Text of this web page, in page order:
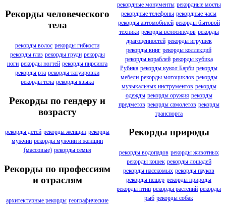
Рекорды человеческого
тела
рекорды волос рекорды гибкости
рекорды глаз рекорды груди рекорды
ноги рекорды ногтей рекорды пирсинга
рекорды рта рекорды татуировки
рекорды тела рекорды языка
Рекорды по гендеру и
возрасту
рекорды детей рекорды женщин рекорды
мужчин рекорды мужчин и женщин
(массовые) рекорды семья
Рекорды по профессиям
и отраслям
архитектурные рекорды географические
рекордные монументы рекордные мосты
рекордные телефоны рекордные часы
рекорды автомобилей рекорды бытовой
техники рекорды велосипедов рекорды
драгоценностей рекорды игрушек
рекорды книг рекорды коллекций
рекорды кораблей рекорды кубика
Рубика рекорды кукол Барби рекорды
мебели рекорды мотоциклов рекорды
музыкальных инструментов рекорды
одежды рекорды оружия рекорды
предметов рекорды самолетов рекорды
транспорта
Рекорды природы
рекорды водопадов рекорды животных
рекорды кошек рекорды лошадей
рекорды насекомых рекорды пауков
рекорды пещер рекорды природы
рекорды птиц рекорды растений рекорды
рыб рекорды собак